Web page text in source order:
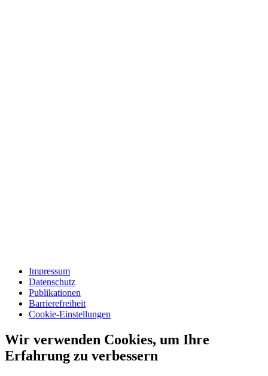
Impressum
Datenschutz
Publikationen
Barrierefreiheit
Cookie-Einstellungen
Wir verwenden Cookies, um Ihre
Erfahrung zu verbessern